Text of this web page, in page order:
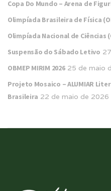
Copa Do Mundo – Arena de
Olimpíada Brasileira de Física
Olimpíada Nacional de Ciências
Suspensão do Sábado Letivo
OBMEP MIRIM 2026 25 de maio
Projeto Mosaico – ALUMIAR
Brasileira 22 de maio de 2026